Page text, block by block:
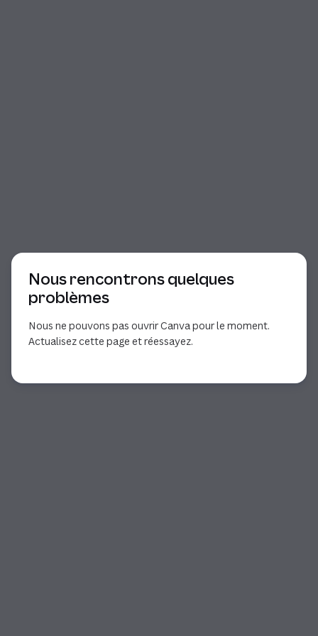
Nous rencontrons quelques
problèmes
Nous ne pouvons pas ouvrir Canva pour le moment.
Actualisez cette page et réessayez.